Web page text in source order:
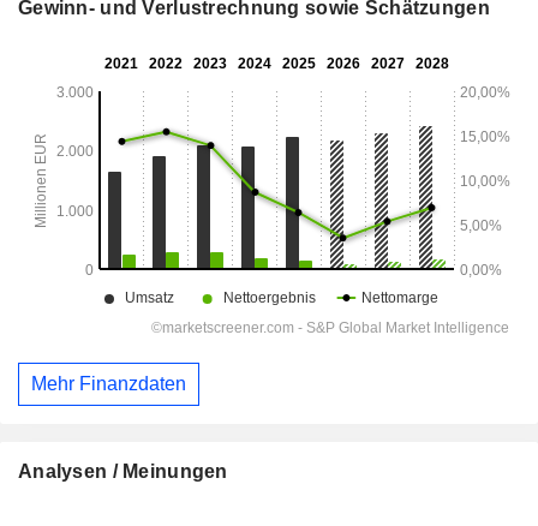
Gewinn- und Verlustrechnung sowie Schätzungen
Mehr Finanzdaten
Analysen / Meinungen